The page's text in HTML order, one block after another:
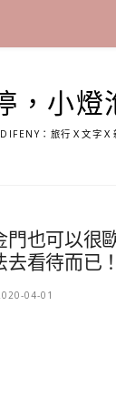
，小燈
：旅行Ｘ文字Ｘ
門也可以很
看待而已！
04-01